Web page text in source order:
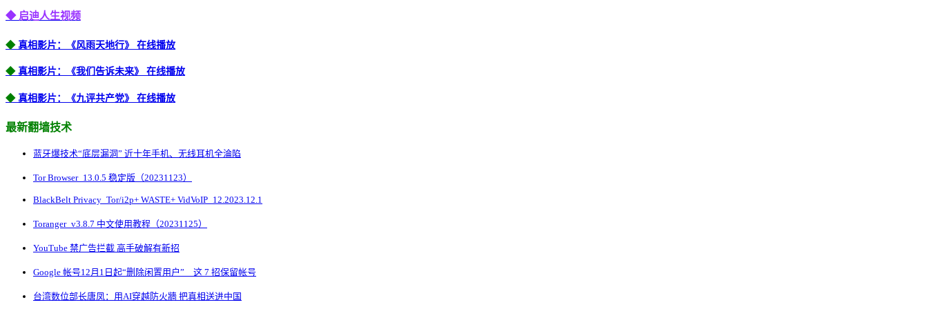
◆ 启迪人生视频
◆真相影片：《风雨天地行》 在线播放
◆真相影片：《我们告诉未来》 在线播放
◆真相影片：《九评共产党》 在线播放
最新翻墙技术
蓝牙爆技术“底层漏洞” 近十年手机、无线耳机全淪陷
Tor Browser_13.0.5 稳定版（20231123）
BlackBelt Privacy_Tor/i2p+ WASTE+ VidVoIP_12.2023.12.1
Toranger_v3.8.7 中文使用教程（20231125）
YouTube 禁广告拦截 高手破解有新招
Google 帐号12月1日起“删除闲置用户” 这 7 招保留帐号
台湾数位部长唐凤：用AI穿越防火牆 把真相送进中国